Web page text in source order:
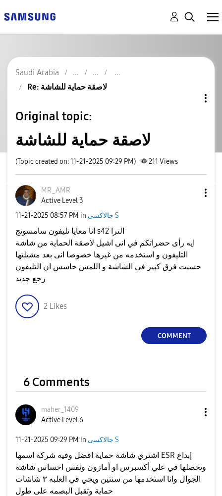
Saudi Arabia
Re: لاصقة حماية للشاشة
Original topic:
لاصقة حماية للشاشة
(Topic created on: 11-21-2025 09:29 PM) 211 Views
MR_AMR
Active Level 3
‎11-21-2025 08:57 PM in جالاكسى S
ايه رأى حضراتكم في انى اشيل لاصقة الحماية من شاشة
التليفون و استخدمه من غيرها خصوصا انى بعد مشيلتها
حسيت فرق كبير في الشاشة و اللمس حاسس ان التليفون
2 Likes
COMMENT
6 Comments
maher_1409
Active Level 6
‎11-21-2025 09:29 PM in جالاكسى S
اشتري شاشة حماية افضل وفيه شركة اسمها ESR إبداع
وتحصلها في علي أكسبرس او أمازون ونفس احساس شاشة
الجوال وانا استخدمها من سنتين ويجي في العلبه ٣ شاشات
حماية وتقبل البصمه على طول